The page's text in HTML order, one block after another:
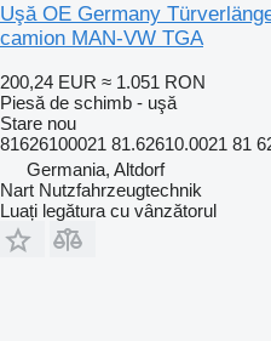
Uşă OE Germany
camion MAN-VW TGA
200,24 EUR ≈ 1.051 RON
Piesă de schimb - uşă
Stare nou
81626100021 81.62610.0021 81
Germania, Altdorf
Nart Nutzfahrzeugtechnik
Luați legătura cu vânzătorul